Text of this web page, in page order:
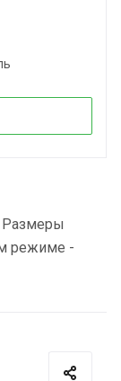
Размеры
режиме -